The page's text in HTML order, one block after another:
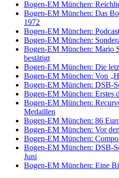
Bogen-EM München:
Bogen-EM München: Das
1972
Bogen-EM München:
Bogen-EM München:
Bogen-EM München: Mario
bestätigt
Bogen-EM München: Die
Bogen-EM München: Von
Bogen-EM München: DSB-
Bogen-EM München: Erstes
Bogen-EM München:
Medaillen
Bogen-EM München: 86
Bogen-EM München: Vor
Bogen-EM München:
Bogen-EM München: DSB-
Juni
Bogen-EM München: Eine